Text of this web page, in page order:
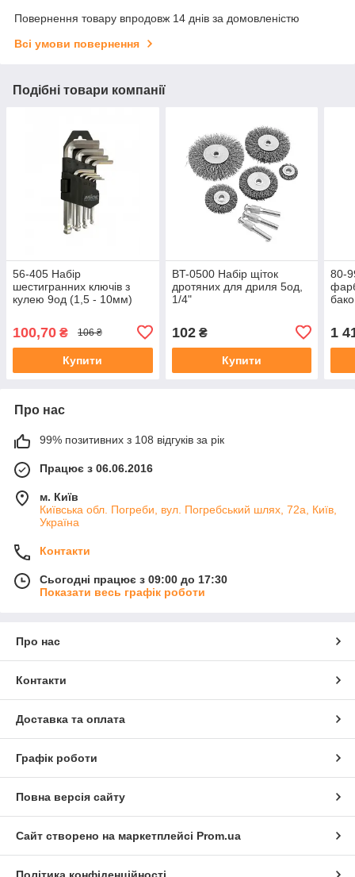
Повернення товару впродовж 14 днів за домовленістю
Всі умови повернення
Подібні товари компанії
56-405 Набір
шестигранних ключів з
кулею 9од (1,5 - 10мм)
100,70 ₴ 106 ₴
Купити
BT-0500 Набір щіток
дротяних для дриля 5од,
1/4"
102₴
Купити
80-
1
Про нас
99% позитивних з 108 відгуків за рік
Працює з 06.06.2016
м. Київ
Київська обл. Погреби, вул. Погребський шлях, 72а, Київ,
Україна
Контакти
Сьогодні працює з 09:00 до 17:30
Показати весь графік роботи
Про нас
Контакти
Доставка та оплата
Графік роботи
Повна версія сайту
Сайт створено на маркетплейсі Prom.ua